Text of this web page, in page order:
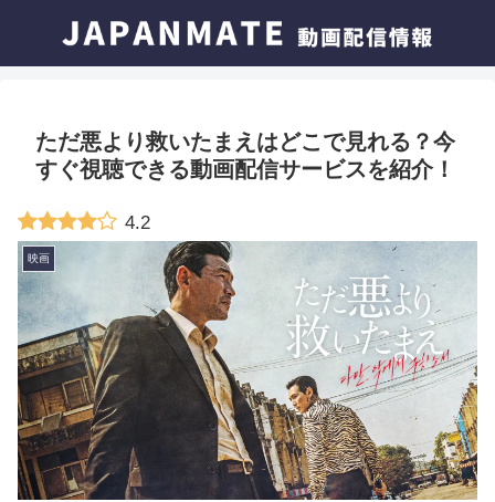
ただ悪より救いたまえはどこで見れる？今
すぐ視聴できる動画配信サービスを紹介！
4.2
映画